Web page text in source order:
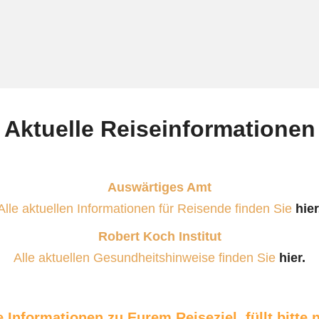
Aktuelle Reiseinformationen
Auswärtiges Amt
aktuellen Informationen für Reisende finden Sie
Robert Koch Institut
Alle aktuellen Gesundheitshinweise finden Sie hier.